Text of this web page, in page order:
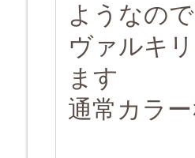
ようなの
ヴァルキ
ます
通常カラ